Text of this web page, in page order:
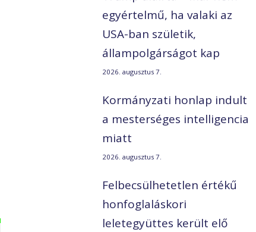
egyértelmű, ha valaki az
USA-ban születik,
állampolgárságot kap
2026. augusztus 7.
Kormányzati honlap indult
a mesterséges intelligencia
miatt
2026. augusztus 7.
Felbecsülhetetlen értékű
honfoglaláskori
leletegyüttes került elő